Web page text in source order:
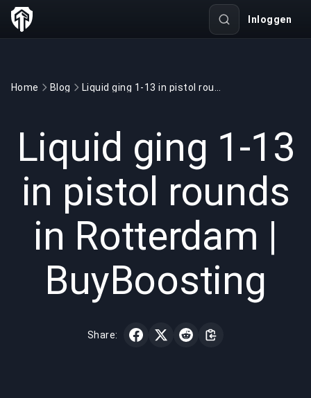
Inloggen
Home Blog
Liquid ging 1-13
in pistol rounds
in Rotterdam |
BuyBoosting
Share: